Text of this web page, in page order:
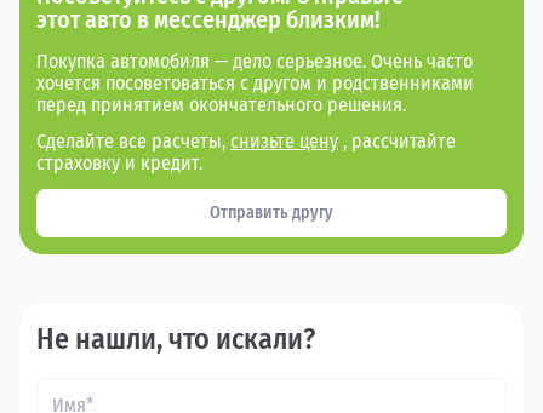
этот авто в мессенджер близким!
Покупка автомобиля — дело серьезное. Очень часто
хочется посоветоваться с другом и родственниками
перед принятием окончательного решения.
Сделайте все расчеты, снизьте цену , рассчитайте
страховку и кредит.
Отправить другу
Не нашли, что искали?